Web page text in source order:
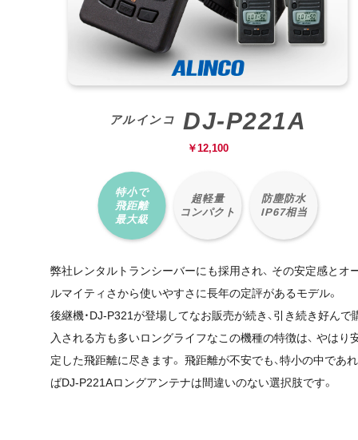
アルインコ DJ-P221A
￥12,100
特小で
飛距離
最大級
超軽量
コンパクト
防塵防水
IP67相当
弊社レンタルトランシーバーにも採用され、 その安定感とオ
ルマイティさから使いやすさに長年の定評があるモデル。
後継機・DJ-P321が登場してなお販売が続き、引き続き好んで
入される方も多いロングライフなこの機種の特徴は、 やはり
定した飛距離に尽きます。 飛距離が不安でも、特小の中であれ
ばDJ-P221Aロングアンテナは間違いのない選択肢です。